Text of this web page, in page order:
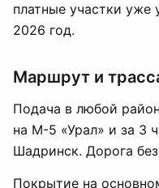
платные участки уже
2026 год.
Маршрут и
Подача в любой
на М-5 «Урал» и за 3
Шадринск. Дорога
Покрытие на